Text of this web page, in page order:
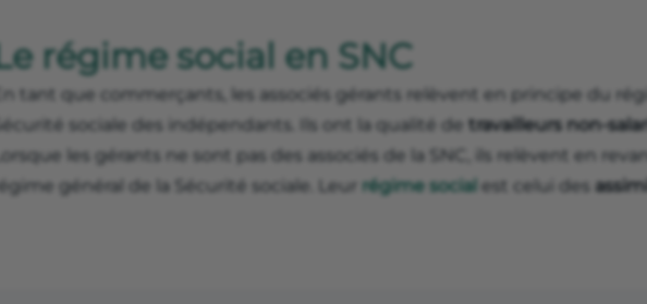
régime social en SNC
tant que commerçants, les associés gérants relèvent en principe du
sociale des indépendants. Ils ont la qualité de travailleurs non-
les gérants ne sont pas des associés de la SNC, ils relèvent en
général de la Sécurité sociale. Leur régime social est celui des